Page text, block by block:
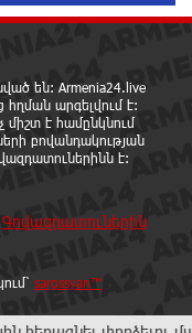
ընդդիմության
է միայն ու
Կոստանյան
18 ժամ առաջ
են մոլորված
18 ժամ առաջ
են: Armenia24.live
հղման արգելվում է:
է համընկնում
բովանդակության
է:
Գովազդատուներին
sargssyan™